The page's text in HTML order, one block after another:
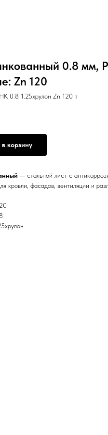
0.8 мм,
Zn 120
0.8 1.25хрулон Zn 120 т
корзину
— стальной лист с
кровли, фасадов, вентиляции и